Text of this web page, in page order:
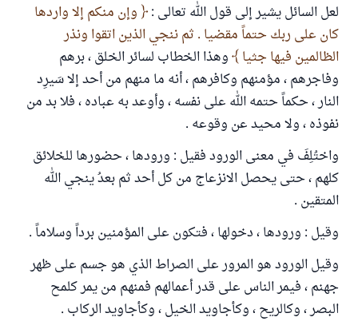
لعل السائل يشير إلى قول الله تعالى :
وإن منكم إلا واردها
كان على ربك حتماً مقضيا . ثم ننجي الذين اتقوا ونذر
الظالمين فيها جثيا
وهذا الخطاب لسائر الخلق ، برهم
وفاجرهم ، مؤمنهم وكافرهم ، أنه ما منهم من أحد إلا سَيرِد
النار ، حكماً حتمه الله على نفسه ، وأوعد به عباده ، فلا بد من
نفوذه ، ولا محيد عن وقوعه .
واختُلِفَ في معنى الورود فقيل : ورودها ، حضورها للخلائق
كلهم ، حتى يحصل الانزعاج من كل أحد ثم بعدُ ينجي الله
المتقين .
وقيل : ورودها ، دخولها ، فتكون على المؤمنين برداً وسلاماً .
وقيل الورود هو المرور على الصراط الذي هو جسم على ظهر
جهنم ، فيمر الناس على قدر أعمالهم فمنهم من يمر كلمح
البصر ، وكالريح ، وكأجاويد الخيل ، وكأجاويد الركاب .